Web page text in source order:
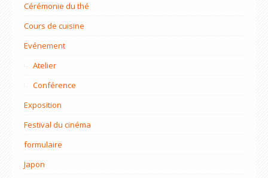
Cérémonie du thé
Cours de cuisine
Evénement
Atelier
Conférence
Exposition
Festival du cinéma
formulaire
Japon